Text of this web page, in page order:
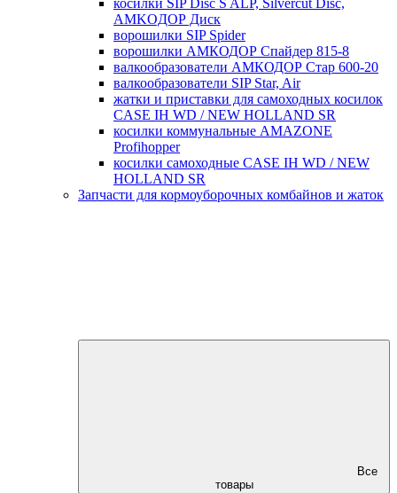
косилки SIP Disc S ALP, Silvercut Disc,
AMKOДОР Диск
ворошилки SIP Spider
ворошилки АМКОДОР Спайдер 815-8
валкообразователи АМКОДОР Стар 600-20
валкообразователи SIP Star, Air
жатки и приставки для самоходных косилок
CASE IH WD / NEW HOLLAND SR
косилки коммунальные AMAZONE
Profihopper
косилки самоходные CASE IH WD / NEW
HOLLAND SR
Запчасти для кормоуборочных комбайнов и жаток
Все
товары